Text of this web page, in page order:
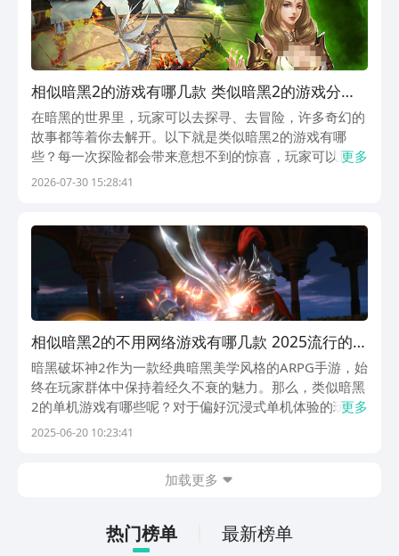
相似暗黑2的游戏有哪几款 类似暗黑2的游戏分享
2026
在暗黑的世界里，玩家可以去探寻、去冒险，许多奇幻的
故事都等着你去解开。以下就是类似暗黑2的游戏有哪
些？每一次探险都会带来意想不到的惊喜，玩家可以通过
九游来下载游戏，它的手游福利最多的平台，也是阿里巴
取...
更多
2026-07-30 15:28:41
相似暗黑2的不用网络游戏有哪几款 2025流行的类
似暗黑2的单机游戏介绍
暗黑破坏神2作为一款经典暗黑美学风格的ARPG手游，始
终在玩家群体中保持着经久不衰的魅力。那么，类似暗黑
2的单机游戏有哪些呢？对于偏好沉浸式单机体验的玩家
而言，那些继承了暗黑世界观精髓的独立作品同样值得深
更多
2025-06-20 10:23:41
加载更多
热门榜单 最新榜单